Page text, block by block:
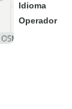
Idioma
Operador